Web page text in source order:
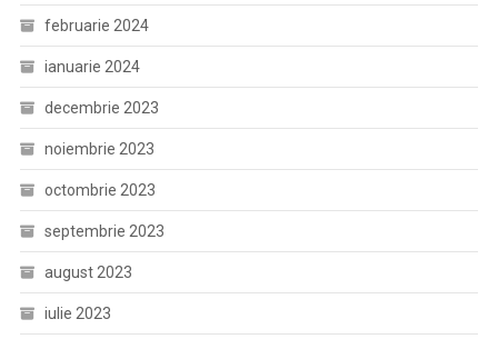
februarie 2024
ianuarie 2024
decembrie 2023
noiembrie 2023
octombrie 2023
septembrie 2023
august 2023
iulie 2023